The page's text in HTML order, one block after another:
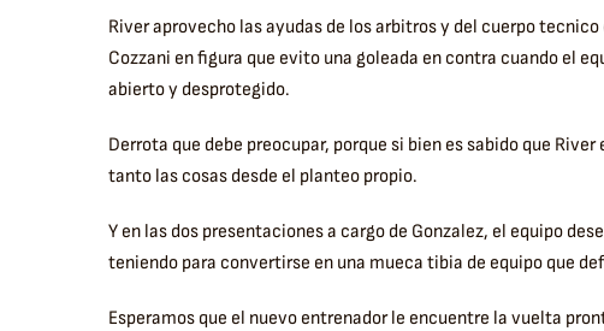
River aprovecho las ayudas de los arbitros y del cuerpo
Cozzani en figura que evito una goleada en contra cuando el
abierto y desprotegido.
Derrota que debe preocupar, porque si bien es sabido que
tanto las cosas desde el planteo propio.
Y en las dos presentaciones a cargo de Gonzalez, el equipo
teniendo para convertirse en una mueca tibia de equipo que
Esperamos que el nuevo entrenador le encuentre la vuelta